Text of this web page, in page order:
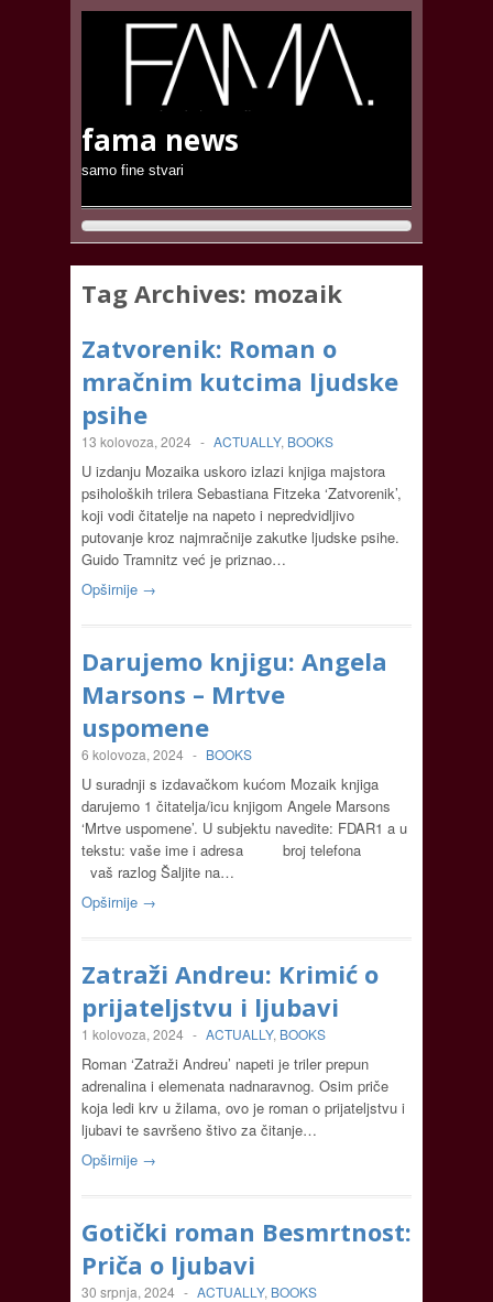
fama news
samo fine stvari
Tag Archives: mozaik
Zatvorenik: Roman o
mračnim kutcima ljudske
psihe
13 kolovoza, 2024 - ACTUALLY, BOOKS
U izdanju Mozaika uskoro izlazi knjiga majstora
psiholoških trilera Sebastiana Fitzeka ‘Zatvorenik’,
koji vodi čitatelje na napeto i nepredvidljivo
putovanje kroz najmračnije zakutke ljudske psihe.
Guido Tramnitz već je priznao…
Opširnije →
Darujemo knjigu: Angela
Marsons – Mrtve
uspomene
6 kolovoza, 2024 - BOOKS
U suradnji s izdavačkom kućom Mozaik knjiga
darujemo 1 čitatelja/icu knjigom Angele Marsons
‘Mrtve uspomene’. U subjektu navedite: FDAR1 a u
tekstu: vaše ime i adresa broj telefona
vaš razlog Šaljite na…
Opširnije →
Zatraži Andreu: Krimić o
prijateljstvu i ljubavi
1 kolovoza, 2024 - ACTUALLY, BOOKS
Roman ‘Zatraži Andreu’ napeti je triler prepun
adrenalina i elemenata nadnaravnog. Osim priče
koja ledi krv u žilama, ovo je roman o prijateljstvu i
ljubavi te savršeno štivo za čitanje…
Opširnije →
Gotički roman Besmrtnost:
Priča o ljubavi
30 srpnja, 2024 - ACTUALLY, BOOKS